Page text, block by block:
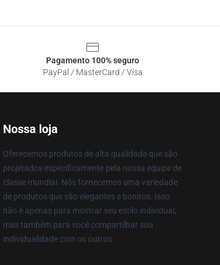
Pagamento 100% seguro
PayPal / MasterCard / Visa
Nossa loja
Oferecemos produtos de alta qualidade que são
projetados especificamente pela nossa equipe de
classe mundial. Nós fornecemos uma variedade
de produtos que são elegantes e bonitos. Isso
não é apenas para mostrar seu estilo individual,
mas também para você compartilhar sua
individualidade com os outros.